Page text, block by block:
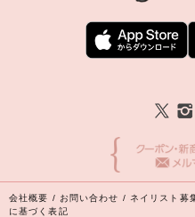
会社概要 / お問い合わせ / ネイリスト募
に基づく表記